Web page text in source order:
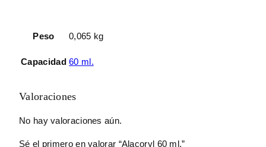
Peso 0,065 kg
Capacidad 60 ml.
Valoraciones
No hay valoraciones aún.
Sé el primero en valorar “Alacoryl 60 ml.”